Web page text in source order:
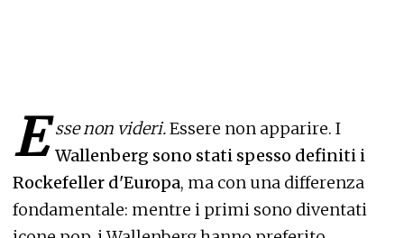
E sse non videri.Essere non apparire. I
Wallenberg sono stati spesso definiti i
Rockefeller d'Europa, ma con una differenza
fondamentale: mentre i primi sono diventati